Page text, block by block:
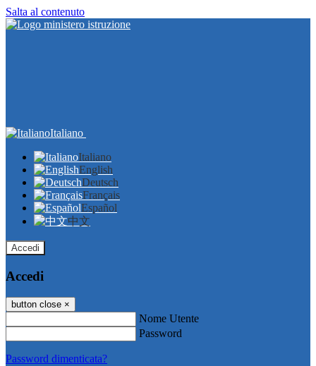
Salta al contenuto
Italiano
Italiano
English
Deutsch
Français
Español
中文
Accedi
Accedi
button close ×
Nome Utente
Password
Password dimenticata?